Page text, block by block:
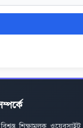
শিক্ষামূলক ওয়েবসাইট,